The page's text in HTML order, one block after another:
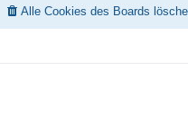
Alle Cookies des Boards